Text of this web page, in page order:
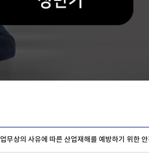
업무상의 사유에 따른 산업재해를 예방하기 위한